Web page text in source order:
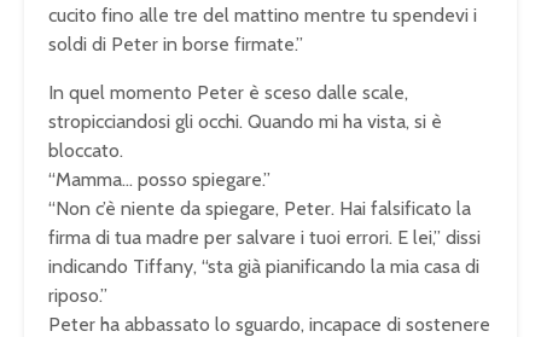
cucito fino alle tre del mattino mentre tu spendevi i
soldi di Peter in borse firmate.”
In quel momento Peter è sceso dalle scale,
stropicciandosi gli occhi. Quando mi ha vista, si è
bloccato.
“Mamma… posso spiegare.”
“Non c’è niente da spiegare, Peter. Hai falsificato la
firma di tua madre per salvare i tuoi errori. E lei,” dissi
indicando Tiffany, “sta già pianificando la mia casa di
riposo.”
Peter ha abbassato lo sguardo, incapace di sostenere